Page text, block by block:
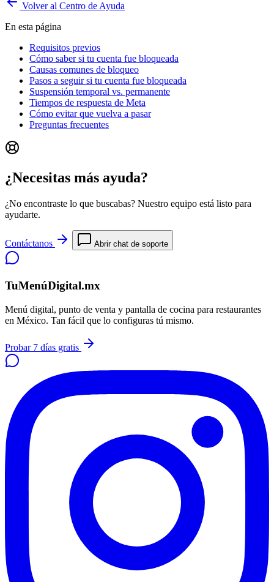
Volver al Centro de Ayuda
En esta página
Requisitos previos
Cómo saber si tu cuenta fue bloqueada
Causas comunes de bloqueo
Pasos a seguir si tu cuenta fue bloqueada
Suspensión temporal vs. permanente
Tiempos de respuesta de Meta
Cómo evitar que vuelva a pasar
Preguntas frecuentes
¿Necesitas más ayuda?
¿No encontraste lo que buscabas? Nuestro equipo está listo para
ayudarte.
Contáctanos Abrir chat de soporte
TuMenúDigital.mx
Menú digital, punto de venta y pantalla de cocina para restaurantes
en México. Tan fácil que lo configuras tú mismo.
Probar 7 días gratis